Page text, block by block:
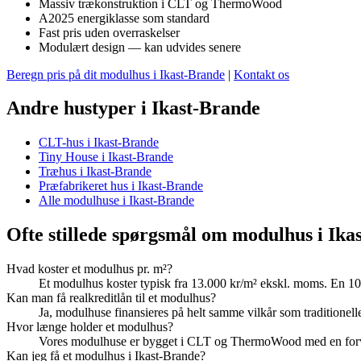
Massiv trækonstruktion i CLT og ThermoWood
A2025 energiklasse som standard
Fast pris uden overraskelser
Modulært design — kan udvides senere
Beregn pris på dit modulhus i Ikast-Brande | Kontakt os
Andre hustyper i Ikast-Brande
CLT-hus i Ikast-Brande
Tiny House i Ikast-Brande
Træhus i Ikast-Brande
Præfabrikeret hus i Ikast-Brande
Alle modulhuse i Ikast-Brande
Ofte stillede spørgsmål om modulhus i
Hvad koster et modulhus pr. m²?
Et modulhus koster typisk fra 13.000 kr/m² ekskl. moms. En
Kan man få realkreditlån til et modulhus?
Ja, modulhuse finansieres på helt samme vilkår som
Hvor længe holder et modulhus?
Vores modulhuse er bygget i CLT og ThermoWood med en
Kan jeg få et modulhus i Ikast-Brande?